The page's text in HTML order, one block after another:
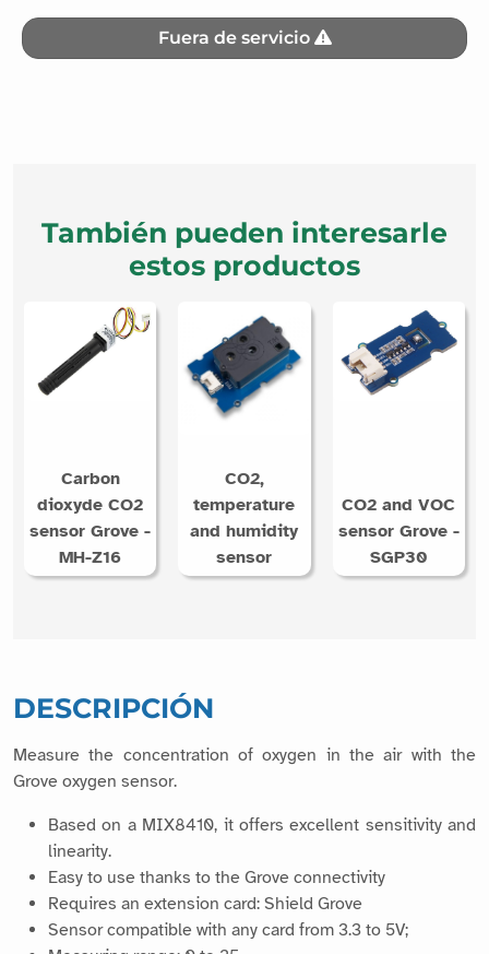
Fuera de servicio
También pueden interesarle
estos productos
Carbon
dioxyde CO2
sensor Grove -
MH-Z16
CO2,
temperature
and humidity
sensor
CO2 and VOC
sensor Grove -
SGP30
DESCRIPCIÓN
Measure the concentration of oxygen in the air with the
Grove oxygen sensor.
Based on a MIX8410, it offers excellent sensitivity and
linearity.
Easy to use thanks to the Grove connectivity
Requires an extension card: Shield Grove
Sensor compatible with any card from 3.3 to 5V;